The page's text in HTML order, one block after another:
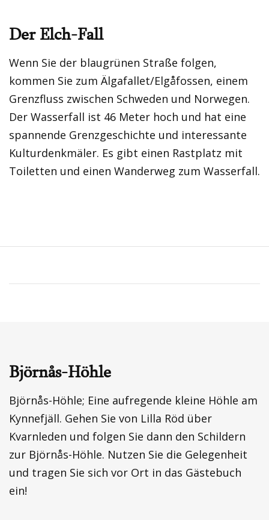
Der Elch-Fall
Wenn Sie der blaugrünen Straße folgen,
kommen Sie zum Älgafallet/Elgåfossen, einem
Grenzfluss zwischen Schweden und Norwegen.
Der Wasserfall ist 46 Meter hoch und hat eine
spannende Grenzgeschichte und interessante
Kulturdenkmäler. Es gibt einen Rastplatz mit
Toiletten und einen Wanderweg zum Wasserfall.
Björnås-Höhle
Björnås-Höhle; Eine aufregende kleine Höhle am
Kynnefjäll. Gehen Sie von Lilla Röd über
Kvarnleden und folgen Sie dann den Schildern
zur Björnås-Höhle. Nutzen Sie die Gelegenheit
und tragen Sie sich vor Ort in das Gästebuch
ein!